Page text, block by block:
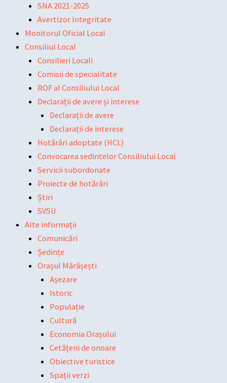
SNA 2021-2025
Avertizor Integritate
Monitorul Oficial Local
Consiliul Local
Consilieri Locali
Comisii de specialitate
ROF al Consiliului Local
Declarații de avere și interese
Declarații de avere
Declarații de interese
Hotărâri adoptate (HCL)
Convocarea sedintelor Consiliului Local
Servicii subordonate
Proiecte de hotărâri
Știri
SVSU
Alte informații
Comunicări
Ședințe
Orașul Mărășești
Așezare
Istoric
Populație
Cultură
Economia Orașului
Cetățeni de onoare
Obiective turistice
Spații verzi